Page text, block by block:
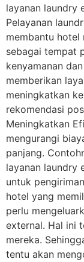
layanan laundry
Pelayanan
membantu hotel
sebagai tempat
kenyamanan
memberikan
meningkatkan
rekomendasi
Meningkatkan
mengurangi
panjang.
layanan laundry
untuk
hotel yang
perlu
external. Hal ini
mereka.
tentu akan